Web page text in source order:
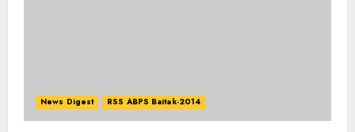
News Digest RSS ABPS Baitak-2014